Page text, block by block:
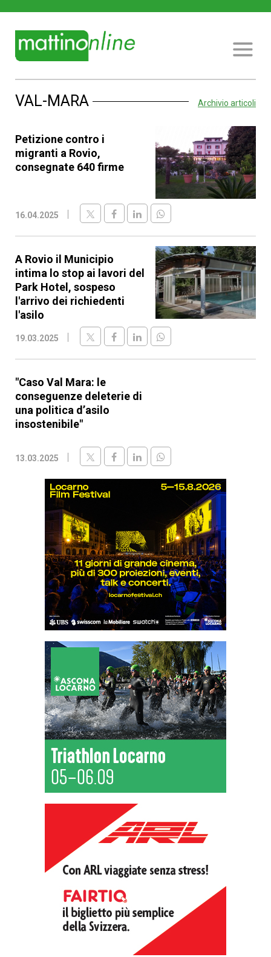
VAL-MARA Archivio articoli
Petizione contro i
migranti a Rovio,
consegnate 640 firme
16.04.2025
A Rovio il Municipio
intima lo stop ai lavori del
Park Hotel, sospeso
l'arrivo dei richiedenti
l'asilo
19.03.2025
"Caso Val Mara: le
conseguenze deleterie di
una politica d’asilo
insostenibile"
13.03.2025